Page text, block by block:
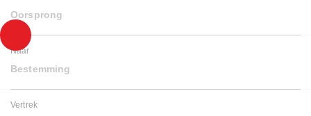
Oorsprong
Naar
Bestemming
Vertrek